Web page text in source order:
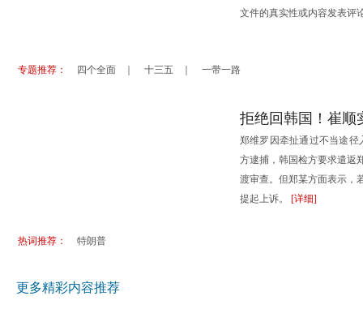
文件的真实性或内容发表评
专题推荐： 四个全面 十三五 一带一路
拒绝回韩国！崔顺
郑维罗因牵扯通过不当途径
方逮捕，韩国检方要求遣返
渡审查。但郑某方面表示，
提起上诉。 [详细]
热词推荐： 特朗普
更多精彩内容推荐
加拿大多伦多第三届改装车展 五花八门迷人眼
中华旅游小姐环球大赛葡萄牙佳丽摘冠
德国幼儿园质量参差不齐 怎样才是好的标准？
优秀大学
走世界：
德国公司